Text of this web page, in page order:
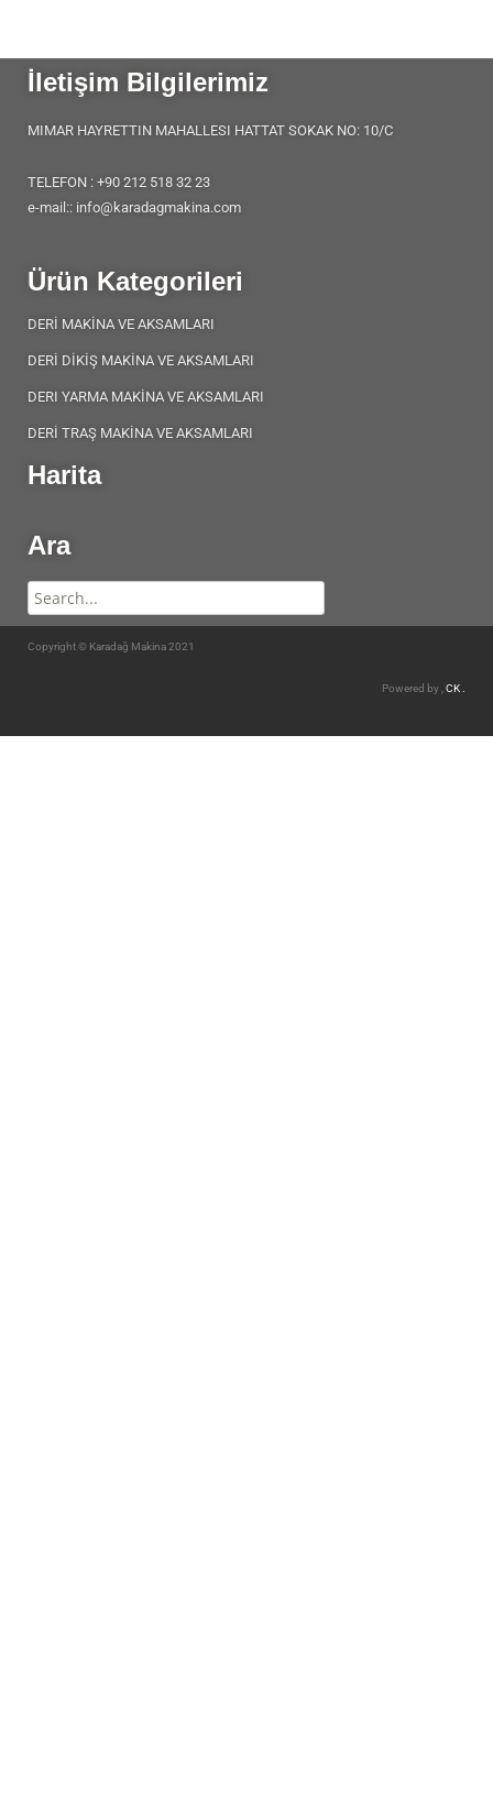
İletişim Bilgilerimiz
MIMAR HAYRETTIN MAHALLESI HATTAT SOKAK NO: 10/C
TELEFON : +90 212 518 32 23
e-mail:: info@karadagmakina.com
Ürün Kategorileri
DERİ MAKİNA VE AKSAMLARI
DERİ DİKİŞ MAKİNA VE AKSAMLARI
DERI YARMA MAKİNA VE AKSAMLARI
DERİ TRAŞ MAKİNA VE AKSAMLARI
Harita
Ara
Copyright © Karadağ Makina 2021
Powered by , CK .